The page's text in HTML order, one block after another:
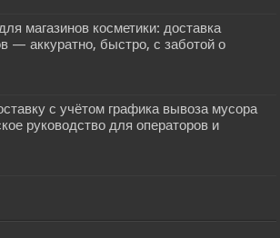
магазинов косметики: доставка
— аккуратно, быстро, с заботой о
с учётом графика вывоза мусора
руководство для операторов и